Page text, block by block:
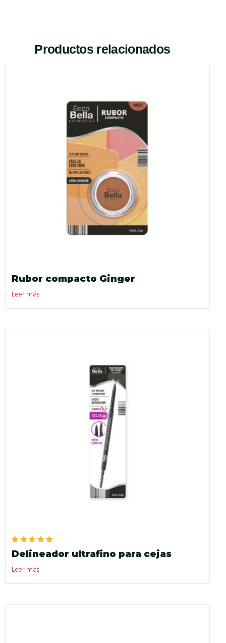
Productos relacionados
Rubor compacto Ginger
Leer más
Valorado
en
de 5
Delineador ultrafino para cejas
Leer más